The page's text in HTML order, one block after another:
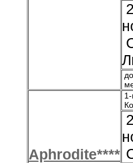
Aphrodite****